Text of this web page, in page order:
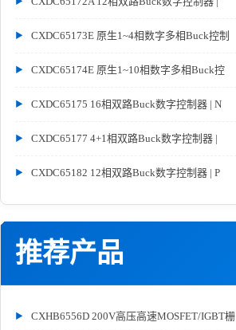
CXDC65173E 原生1~4相数字多相Buck控制
CXDC65174E 原生1~10相数字多相Buck控
CXDC65175 16相双路Buck数字控制器 | N
CXDC65177 4+1相双路Buck数字控制器 |
CXDC65182 12相双路Buck数字控制器 | P
推荐产品
CXHB6556D 200V高压高速MOSFET/IGBT栅